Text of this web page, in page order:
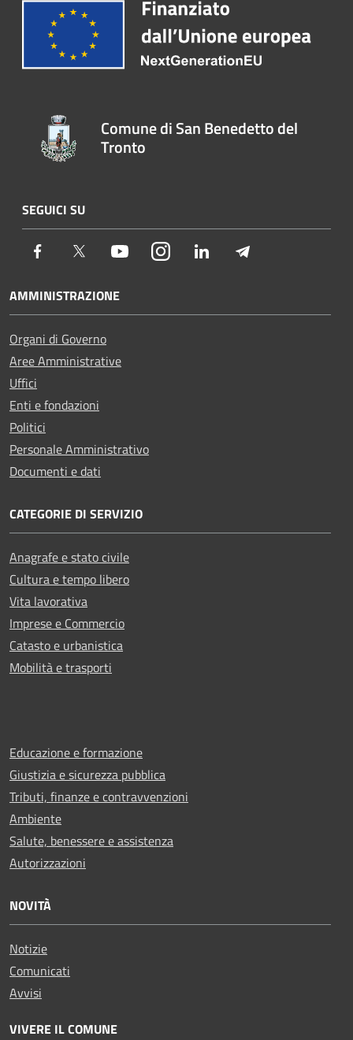
Comune di San Benedetto del
Tronto
SEGUICI SU
Facebook Twitter YoutubeInstagramLinkedIn
AMMINISTRAZIONE
Organi di Governo
Aree Amministrative
Uffici
Enti e fondazioni
Politici
Personale Amministrativo
Documenti e dati
CATEGORIE DI SERVIZIO
Anagrafe e stato civile
Cultura e tempo libero
Vita lavorativa
Imprese e Commercio
Catasto e urbanistica
Mobilità e trasporti
Educazione e formazione
Giustizia e sicurezza pubblica
Tributi, finanze e contravvenzioni
Ambiente
Salute, benessere e assistenza
Autorizzazioni
NOVITÀ
Notizie
Comunicati
Avvisi
VIVERE IL COMUNE